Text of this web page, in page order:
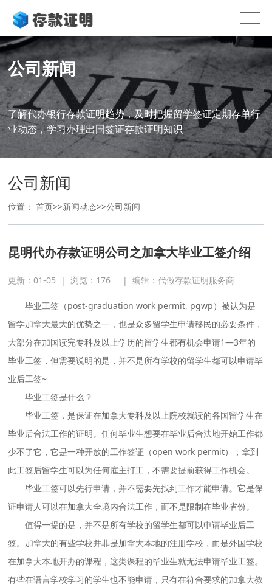
公司新闻
了解代办银行存款证明趋势，及时把握留学签证定期存单行
业动态，学习办理出国签证存款证明知识
公司新闻
位置：首页>>新闻动态>>公司新闻
昆明代办存款证明公司之加拿大毕业工签介绍
更新：01-05 |浏览： 176 |编辑：代做存款证明服务商
毕业工签（post-graduation work permit, pgwp）被认为是
留学加拿大最大的优势之一，也是众多留学生申请移民的必要条件，
大部分在加国读完专科及以上学历的留学生都有机会申请1—3年的
毕业工签，但需要说明的是，并不是所有学校的留学生都可以申请毕
业后工签~
毕业工签是什么？
毕业工签，是保证在加拿大专科及以上院校就读的各国留学生在
毕业后合法工作的证明。任何毕业生想要在毕业后合法地开始工作都
少不了它，它是一种开放的工作签证（open work permit），拿到
此工签后留学生可以为任何雇主打工，不需要提前获得工作机会。
毕业工签可以先行申请，并不需要先找到工作才能申请。它是保
证申请人可以在加拿大全境内合法工作，而不是限制在毕业省份。
值得一提的是，并不是所有学校的留学生都可以申请毕业后工
签。加拿大的有些学校并非是加拿大本地的注册学校，而是外国学校
在加拿大本地开办的课程，这类课程的毕业生就无法申请毕业工签。
有些在语言学校学习的学生也不能申请，只有在符合要求的加拿大教